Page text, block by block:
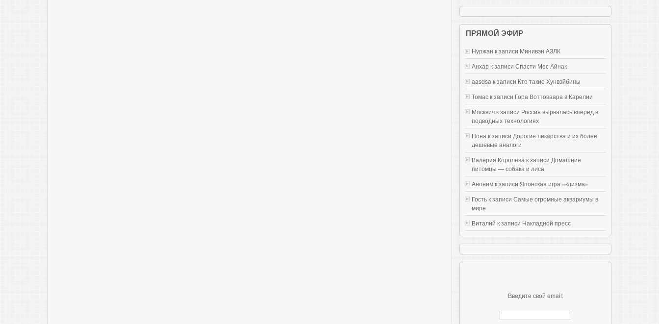
ПРЯМОЙ ЭФИР
Нуржан к записи Mинивэн АЗЛК
Анхар к записи Спасти Мес Айнак
aasdsa к записи Кто такие Хунвэйбины
Томас к записи Гора Воттоваара в Карелии
Москвич к записи Россия вырвалась вперед в
подводных технологиях
Нона к записи Дорогие лекарства и их более
дешевые аналоги
Валерия Королёва к записи Домашние
питомцы — собака и лиса
Аноним к записи Японская игра «клизма»
Гость к записи Самые огромные аквариумы в
мире
Виталий к записи Накладной пресс
Введите свой email: